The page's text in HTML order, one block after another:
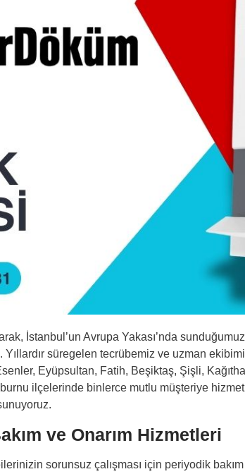
İstanbul’un Avrupa Yakası’nda
Yıllardır süregelen tecrübemiz ve uzman
Eyüpsultan, Fatih, Beşiktaş, Şişli,
ilçelerinde binlerce mutlu müşteriye
ve Onarım Hizmetleri
sorunsuz çalışması için periyodik